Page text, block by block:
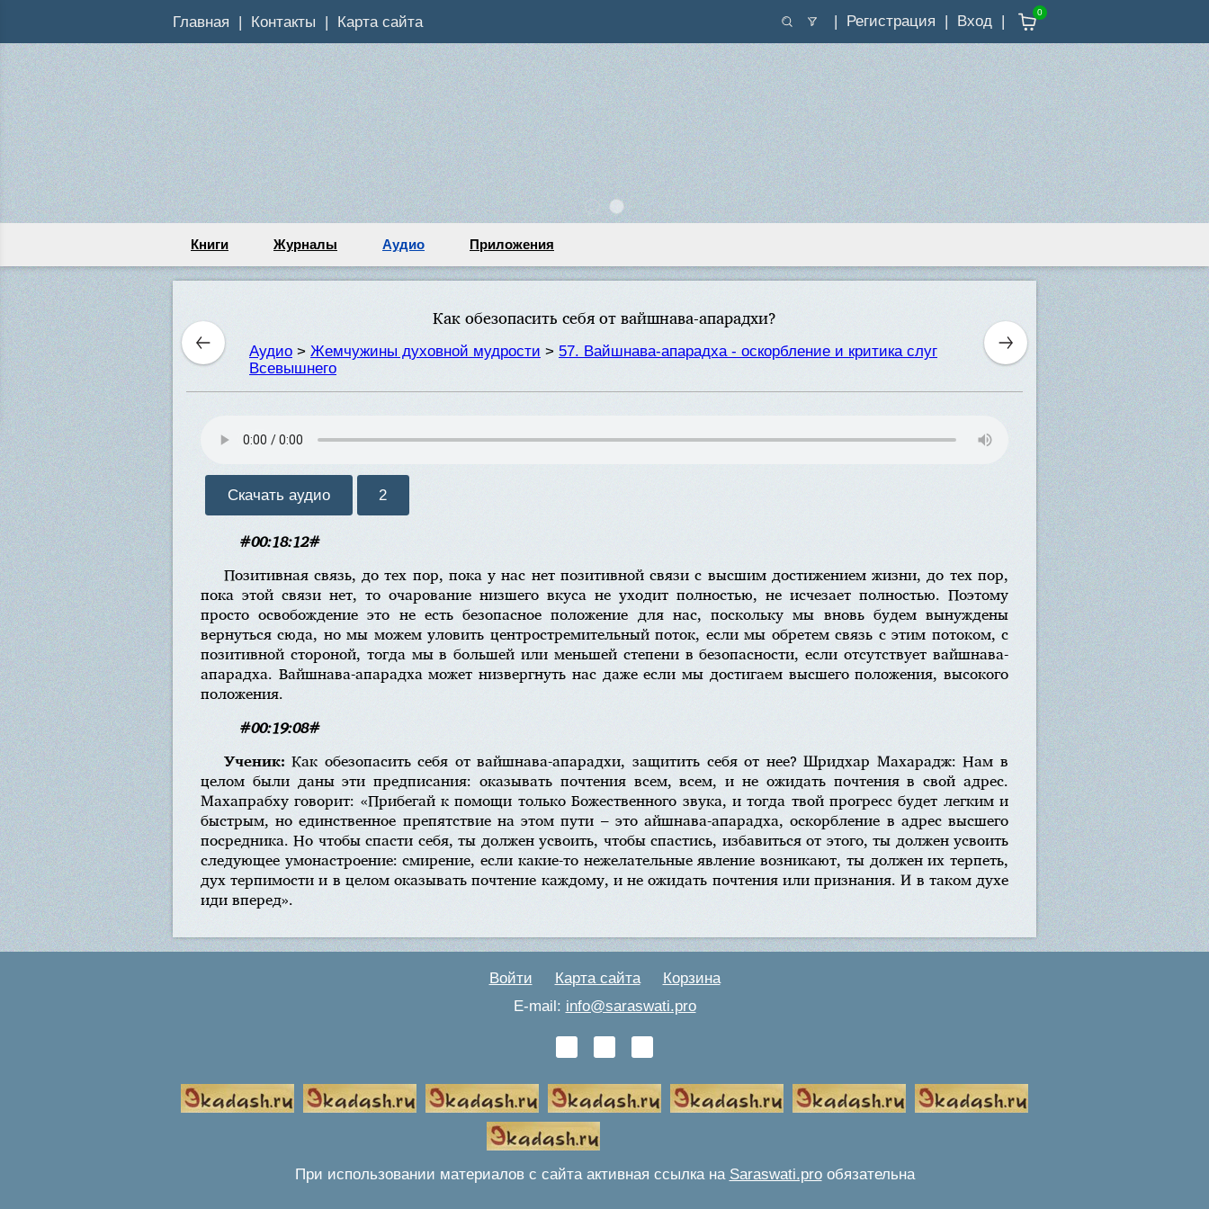
Главная Контакты Карта сайта Регистрация Вход
0
Книги Журналы Аудио Приложения
Как обезопасить себя от вайшнава-апарадхи?
Аудио > Жемчужины духовной мудрости > 57. Вайшнава-апарадха - оскорбление и критика слуг
Всевышнего
Скачать аудио 2
#00:18:12#
Позитивная связь, до тех пор, пока у нас нет позитивной связи с высшим достижением жизни, до тех пор,
пока этой связи нет, то очарование низшего вкуса не уходит полностью, не исчезает полностью. Поэтому
просто освобождение это не есть безопасное положение для нас, поскольку мы вновь будем вынуждены
вернуться сюда, но мы можем уловить центростремительный поток, если мы обретем связь с этим потоком, с
позитивной стороной, тогда мы в большей или меньшей степени в безопасности, если отсутствует вайшнава-
апарадха. Вайшнава-апарадха может низвергнуть нас даже если мы достигаем высшего положения, высокого
положения.
#00:19:08#
Ученик:Как обезопасить себя от вайшнава-апарадхи, защитить себя от нее? Шридхар Махарадж: Нам в
целом были даны эти предписания: оказывать почтения всем, всем, и не ожидать почтения в свой адрес.
Махапрабху говорит: «Прибегай к помощи только Божественного звука, и тогда твой прогресс будет легким и
быстрым, но единственное препятствие на этом пути – это айшнава-апарадха, оскорбление в адрес высшего
посредника. Но чтобы спасти себя, ты должен усвоить, чтобы спастись, избавиться от этого, ты должен усвоить
следующее умонастроение: смирение, если какие-то нежелательные явление возникают, ты должен их терпеть,
дух терпимости и в целом оказывать почтение каждому, и не ожидать почтения или признания. И в таком духе
иди вперед».
Войти Карта сайта
Корзина
E-mail: info@saraswati.pro
При использовании материалов с сайта активная ссылка на Saraswati.proобязательна